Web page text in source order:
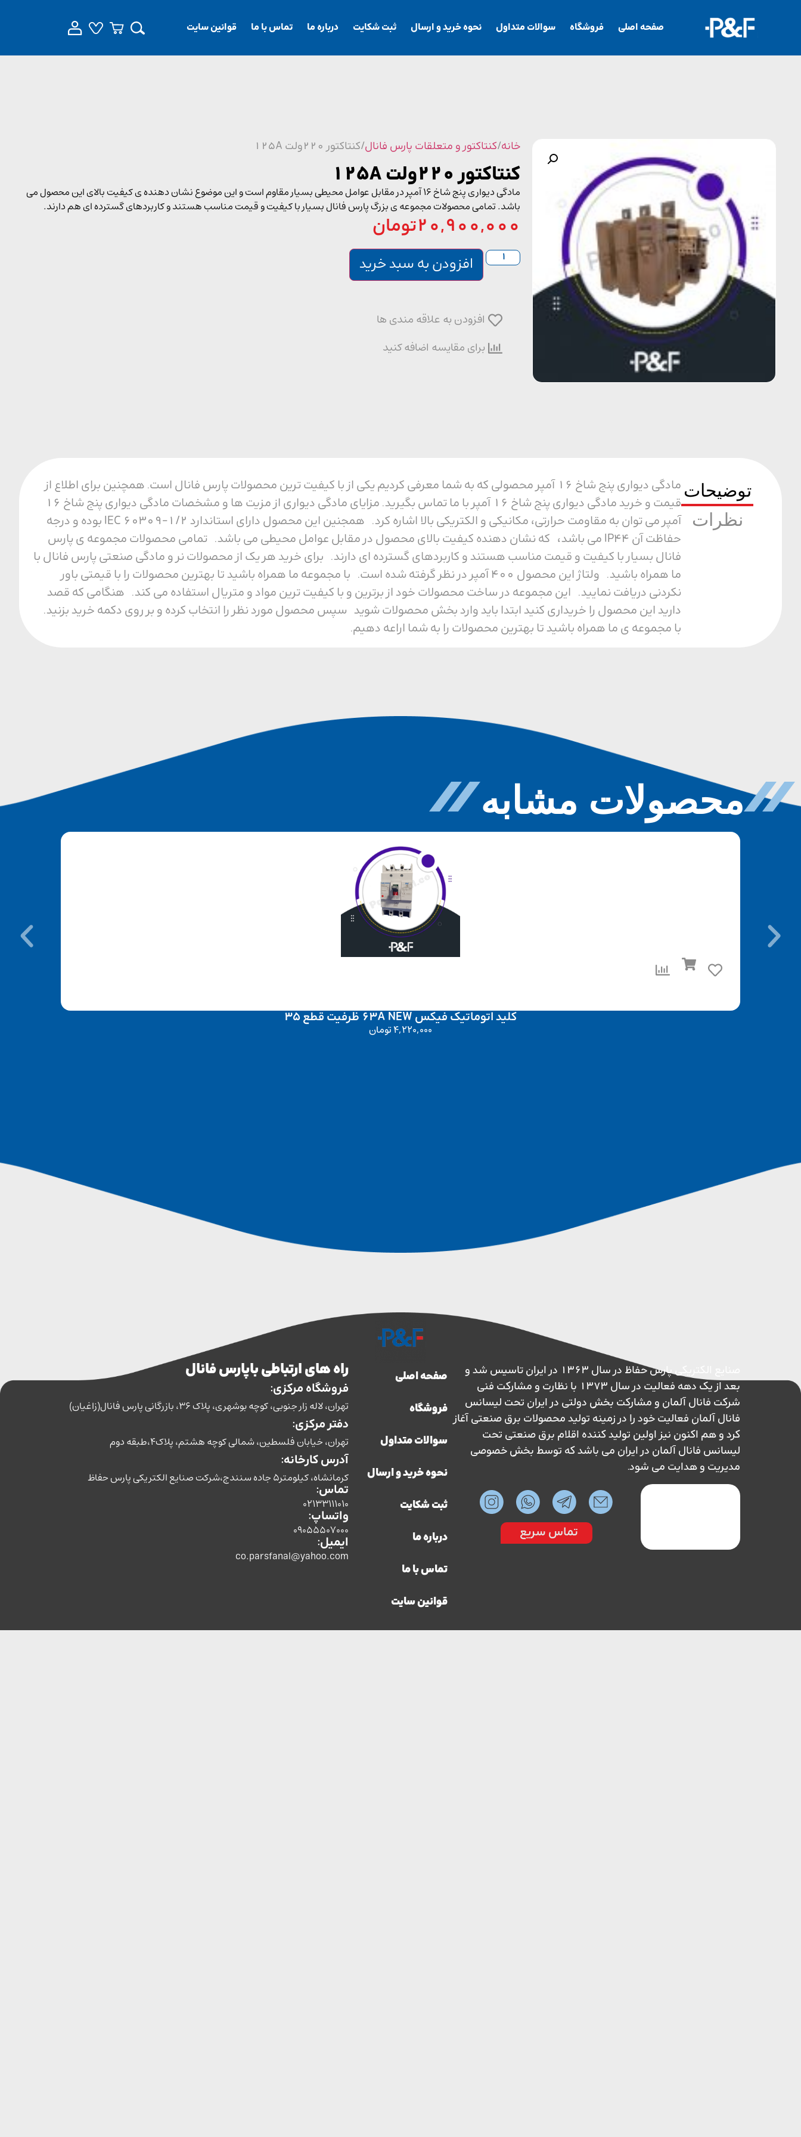
صفحه اصلی فروشگاه سوالات متداول نحوه خرید و ارسال ثبت شکایت درباره ما تماس با ما قوانین سایت
خانه/کنتاکتور و متعلقات پارس فانال/ کنتاکتور 220ولت 125A
کنتاکتور 220ولت 125A
مادگی دیواری پنج شاخ 16 آمپر در مقابل عوامل محیطی بسیار مقاوم است و این موضوع نشان دهنده ی کیفیت بالای این محصول می
باشد. تمامی محصولات مجموعه ی بزرگ پارس فانال بسیار با کیفیت و قیمت مناسب هستند و کاربردهای گسترده ای هم دارند.
20,900,000تومان
افزودن به سبد خرید
افزودن به علاقه مندی ها
برای مقایسه اضافه کنید
توضیحات
نظرات
مادگی دیواری پنج شاخ 16 آمپر محصولی که به شما معرفی کردیم یکی از با کیفیت ترین محصولات پارس فانال است. همچنین برای اطلاع از
قیمت و خرید مادگی دیواری پنج شاخ 16 آمپر با ما تماس بگیرید. مزایای مادگی دیواری از مزیت ها و مشخصات مادگی دیواری پنج شاخ 16
آمپر می توان به مقاومت حرارتی، مکانیکی و الکتریکی بالا اشاره کرد. همجنین این محصول دارای استاندارد IEC 60309-1/2 بوده و درجه
حفاظت آن IP44 می باشد، که نشان دهنده کیفیت بالای محصول در مقابل عوامل محیطی می باشد. تمامی محصولات مجموعه ی پارس
فانال بسیار با کیفیت و قیمت مناسب هستند و کاربردهای گسترده ای دارند. برای خرید هر یک از محصولات نر و مادگی صنعتی پارس فانال با
ما همراه باشید. ولتاژ این محصول 400 آمپر در نظر گرفته شده است. با مجموعه ما همراه باشید تا بهترین محصولات را با قیمتی باور
نکردنی دریافت نمایید. این مجموعه در ساخت محصولات خود از برترین و با کیفیت ترین مواد و متریال استفاده می کند. هنگامی که قصد
دارید این محصول را خریداری کنید ابتدا باید وارد بخش محصولات شوید سپس محصول مورد نظر را انتخاب کرده و بر روی دکمه خرید بزنید.
با مجموعه ی ما همراه باشید تا بهترین محصولات را به شما اراعه دهیم.
محصولات مشابه
کلید اتوماتیک فیکس 63A NEW ظرفیت قطع 35
4,220,000تومان
صنایع الکتریکی پارس حفاظ در سال 1363 در ایران تاسیس شد و
بعد از یک دهه فعالیت در سال 1373 با نظارت و مشارکت فنی
شرکت فانال آلمان و مشارکت بخش دولتی در ایران تحت لیسانس
فانال آلمان فعالیت خود را در زمینه تولید محصولات برق صنعتی آغاز
کرد و هم اکنون نیز اولین تولید کننده اقلام برق صنعتی تحت
لیسانس فانال آلمان در ایران می باشد که توسط بخش خصوصی
مدیریت و هدایت می شود.
تماس سریع
صفحه اصلی
فروشگاه
سوالات متداول
نحوه خرید و ارسال
ثبت شکایت
درباره ما
تماس با ما
قوانین سایت
راه های ارتباطی با پارس فانال
فروشگاه مرکزی:
تهران، لاله زار جنوبی، کوچه بوشهری، پلاک 36، بازرگانی پارس فانال(زاغیان)
دفتر مرکزی:
تهران، خیابان فلسطین، شمالی کوچه هشتم، پلاک4،طبقه دوم
آدرس کارخانه:
کرمانشاه، کیلومتر5 جاده سنندج،شرکت صنایع الکتریکی پارس حفاظ
تماس:
02133111010
واتساپ:
09055507000
ایمیل:
co.parsfanal@yahoo.com